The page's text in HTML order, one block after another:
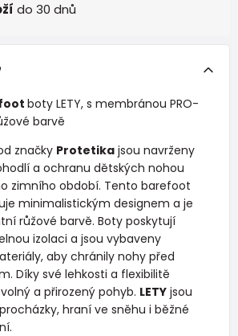
do 30 dnů
boty LETY, s membránou PRO-
barvě
značky Protetikajsou navrženy
a ochranu dětských nohou
zimního období. Tento barefoot
minimalistickým designem a je
růžové barvě. Boty poskytují
izolaci a jsou vybaveny
aby chránily nohy před
Díky své lehkosti a flexibilitě
a přirozený pohyb. LETYjsou
hraní ve sněhu i běžné